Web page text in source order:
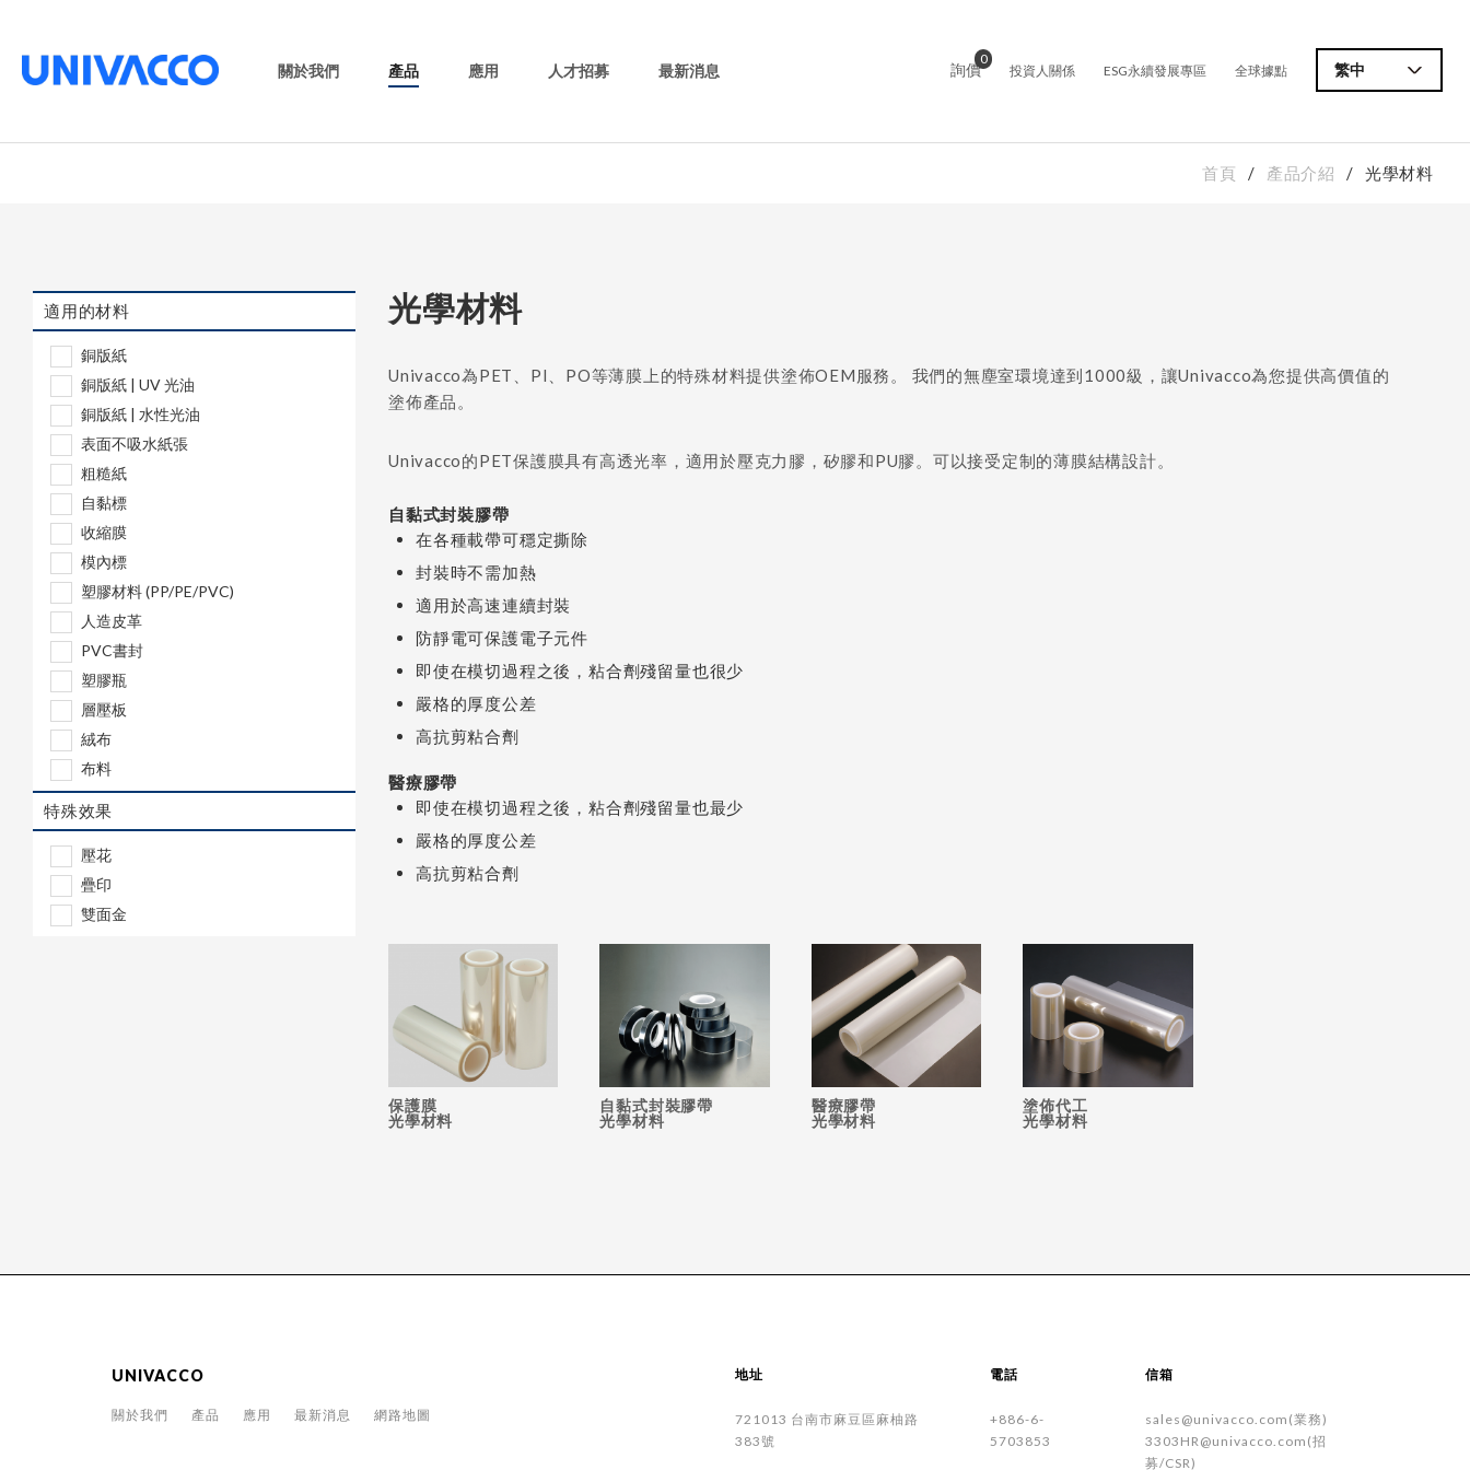
關於我們 產品 應用 人才招募 最新消息 詢價
0
投資人關係 ESG永續發展專區 全球據點 繁中
首頁 產品介紹 光學材料
適用的材料
銅版紙
銅版紙 | UV 光油
銅版紙 | 水性光油
表面不吸水紙張
粗糙紙
自黏標
收縮膜
模內標
塑膠材料 (PP/PE/PVC)
人造皮革
PVC書封
塑膠瓶
層壓板
絨布
布料
特殊效果
壓花
疊印
雙面金
光學材料
Univacco為PET、PI、PO等薄膜上的特殊材料提供塗佈OEM服務。 我們的無塵室環境達到1000級，讓Univacco為您提供高價值的
塗佈產品。
Univacco的PET保護膜具有高透光率，適用於壓克力膠，矽膠和PU膠。可以接受定制的薄膜結構設計。
自黏式封裝膠帶
在各種載帶可穩定撕除
封裝時不需加熱
適用於高速連續封裝
防靜電可保護電子元件
即使在模切過程之後，粘合劑殘留量也很少
嚴格的厚度公差
高抗剪粘合劑
醫療膠帶
即使在模切過程之後，粘合劑殘留量也最少
嚴格的厚度公差
高抗剪粘合劑
保護膜
光學材料
自黏式封裝膠帶
光學材料
醫療膠帶
光學材料
塗佈代工
光學材料
UNIVACCO
關於我們 產品 應用 最新消息 網路地圖
地址
721013 台南市麻豆區 麻柚路
383號
電話
+886-6-
5703853
信箱
sales@univacco.com(業務)
3303HR@univacco.com(招
募/CSR)